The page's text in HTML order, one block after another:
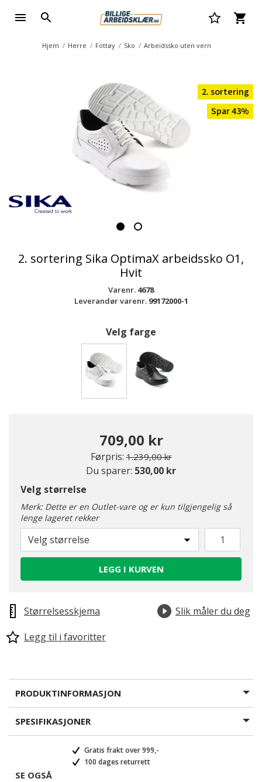
Hjem Herre Fottøy Sko Arbeidssko uten vern
2. sortering
Spar 43%
2. sortering Sika OptimaX arbeidssko O1,
Hvit
Varenr. 4678
Leverandør varenr. 99172000-1
Velg farge
709,00 kr
Førpris: Pris redusert fra
1.239,00 krtil
Du sparer: 530,00 kr
Velg størrelse
Merk: Dette er en Outlet-vare og er kun tilgjengelig så
lenge lageret rekker
Velg størrelse
LEGG I KURVEN
Størrelsesskjema
Slik måler du deg
Legg til i favoritter
PRODUKTINFORMASJON
SPESIFIKASJONER
Gratis frakt over 999,-
100 dages returrett
SE OGSÅ